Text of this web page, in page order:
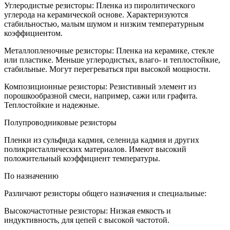
Углеродистые резисторы: Пленка из пиролитического
углерода на керамической основе. Характеризуются
стабильностью, малым шумом и низким температурным
коэффициентом.
Металлопленочные резисторы: Пленка на керамике, стекле
или пластике. Меньше углеродистых, влаго- и теплостойкие,
стабильные. Могут перегреваться при высокой мощности.
Композиционные резисторы: Резистивный элемент из
порошкообразной смеси, например, сажи или графита.
Теплостойкие и надежные.
Полупроводниковые резисторы
Пленки из сульфида кадмия, селенида кадмия и других
поликристаллических материалов. Имеют высокий
положительный коэффициент температуры.
По назначению
Различают резисторы общего назначения и специальные:
Высокочастотные резисторы: Низкая емкость и
индуктивность, для цепей с высокой частотой.